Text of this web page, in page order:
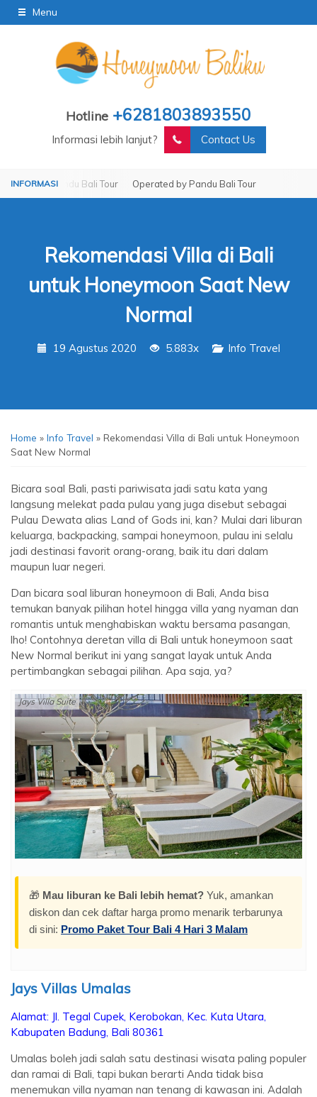
Menu
Hotline +6281803893550
Informasi lebih lanjut? Contact Us
Bali Tour Operated by Pandu Bali Tour
Rekomendasi Villa di Bali
untuk Honeymoon Saat New
Normal
19 Agustus 2020 5.883x Info Travel
Home » Info Travel » Rekomendasi Villa di Bali untuk Honeymoon
Saat New Normal
Bicara soal Bali, pasti pariwisata jadi satu kata yang
langsung melekat pada pulau yang juga disebut sebagai
Pulau Dewata alias Land of Gods ini, kan? Mulai dari liburan
keluarga, backpacking, sampai honeymoon, pulau ini selalu
jadi destinasi favorit orang-orang, baik itu dari dalam
maupun luar negeri.
Dan bicara soal liburan honeymoon di Bali, Anda bisa
temukan banyak pilihan hotel hingga villa yang nyaman dan
romantis untuk menghabiskan waktu bersama pasangan,
lho! Contohnya deretan villa di Bali untuk honeymoon saat
New Normal berikut ini yang sangat layak untuk Anda
pertimbangkan sebagai pilihan. Apa saja, ya?
Jays Villa Suite
🎁 Mau liburan ke Bali lebih hemat? Yuk, amankan
diskon dan cek daftar harga promo menarik terbarunya
di sini: Promo Paket Tour Bali 4 Hari 3 Malam
Jays Villas Umalas
Alamat: Jl. Tegal Cupek, Kerobokan, Kec. Kuta Utara,
Kabupaten Badung, Bali 80361
Umalas boleh jadi salah satu destinasi wisata paling populer
dan ramai di Bali, tapi bukan berarti Anda tidak bisa
menemukan villa nyaman nan tenang di kawasan ini. Adalah